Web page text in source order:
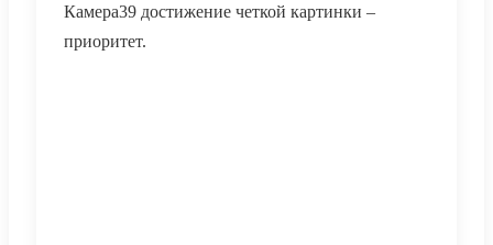
Камера39 достижение четкой картинки –
приоритет.